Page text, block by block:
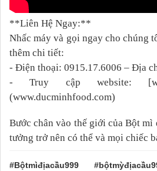
**Liên Hệ Ngay:**
Nhấc máy và gọi ngay cho chúng
thêm chi tiết:
- Điện thoại: 0915.17.6006 – Địa
- Truy cập website:
(www.ducminhfood.com)
Bước chân vào thế giới của Bột
tưởng trở nên có thể và mọi chiếc
#Bộtmìđịacầu999